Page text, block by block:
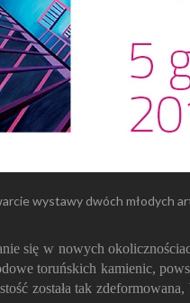
wystawy dwóch młodych
się w nowych
toruńskich kamienic,
została tak